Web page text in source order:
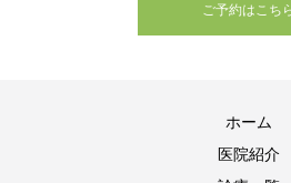
ご予約はこち
ホーム
医院紹介